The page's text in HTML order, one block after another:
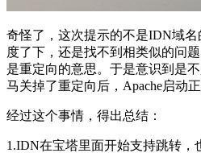
奇怪了，这次提示的不是IDN域
度了下，还是找不到相类似的问
是重定向的意思。于是意识到是
马关掉了重定向后，Apache启动
经过这个事情，得出总结：
1.IDN在宝塔里面开始支持跳转，